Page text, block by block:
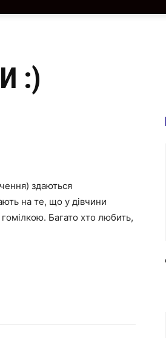
:)
здаються
на те, що у дівчини
Багато хто любить,